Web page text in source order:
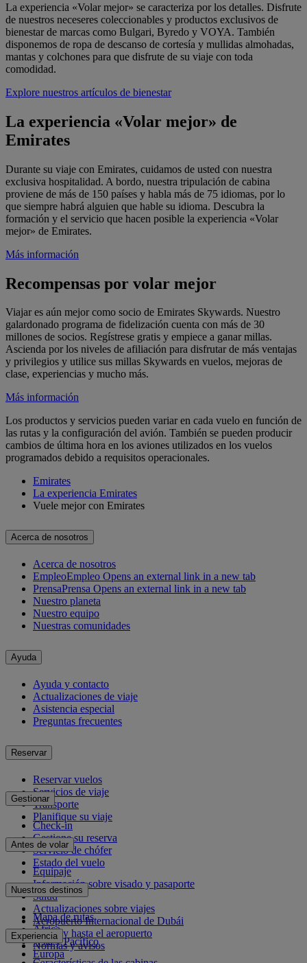
La experiencia «Volar mejor» se caracteriza por los detalles. Disfrute
de nuestros neceseres coleccionables y productos exclusivos de
bienestar de marcas como Bulgari, Byredo y VOYA. También
disponemos de ropa de descanso de cortesía y mullidas almohadas,
mantas y colchones para que disfrute de su viaje con toda
comodidad.
Explore nuestros artículos de bienestar
La experiencia «Volar mejor» de
Emirates
Durante su viaje con Emirates, cuidamos de usted con nuestra
exclusiva hospitalidad. A bordo, nuestra tripulación de cabina
proviene de más de 150 países y habla más de 75 idiomas, por lo
que siempre habrá alguien que hable su idioma. Descubra la
formación y el servicio que hacen posible la experiencia «Volar
mejor» de Emirates.
Más información
Recompensas por volar mejor
Viajar es aún mejor como socio de Emirates Skywards. Nuestro
galardonado programa de fidelización cuenta con más de 30
millones de socios. Regístrese gratis y empiece a ganar millas.
Ascienda por los niveles de afiliación para disfrutar de más ventajas
y privilegios y utilice sus millas Skywards en vuelos, mejoras de
clase, experiencias y mucho más.
Más información
Los productos y servicios pueden variar en cada vuelo en función de
las rutas y la configuración del avión. También se pueden producir
cambios de última hora en los aviones utilizados en los vuelos
programados debido a requisitos operacionales.
Emirates
La experiencia Emirates
Vuele mejor con Emirates
Acerca de nosotros
Acerca de nosotros
EmpleoEmpleo Opens an external link in a new tab
PrensaPrensa Opens an external link in a new tab
Nuestro planeta
Nuestro equipo
Nuestras comunidades
Ayuda
Ayuda y contacto
Actualizaciones de viaje
Asistencia especial
Preguntas frecuentes
Reservar
Reservar vuelos
Servicios de viaje
Transporte
Planifique su viaje
Gestionar
Check-in
Gestione su reserva
Servicio de chófer
Estado del vuelo
Antes de volar
Equipaje
Información sobre visado y pasaporte
Salud
Actualizaciones sobre viajes
Aeropuerto Internacional de Dubái
Desde y hasta el aeropuerto
Normas y avisos
Nuestros destinos
Mapa de rutas
África
Asia y Pacífico
Europa
Experiencia